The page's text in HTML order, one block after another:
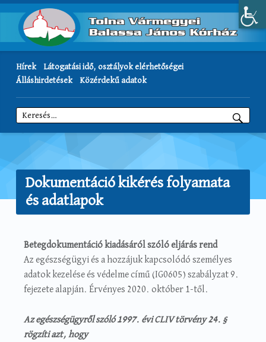
Hírek
Látogatási idő, osztályok elérhetőségei
Álláshirdetések
Közérdekű adatok
Keresés:
Dokumentáció kikérés folyamata
és adatlapok
Betegdokumentáció kiadásáról szóló eljárás rend
Az egészségügyi és a hozzájuk kapcsolódó személyes
adatok kezelése és védelme című (IG0605) szabályzat 9.
fejezete alapján. Érvényes 2020. október 1-től.
Az egészségügyről szóló 1997. évi CLIV törvény 24. §
rögzíti azt, hogy